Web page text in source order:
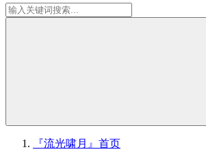
『流光啸月』 首页